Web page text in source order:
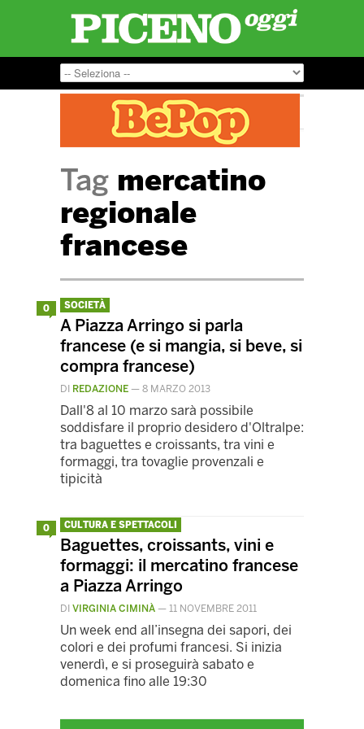
Tag mercatino
regionale
francese
0 SOCIETÀ
A Piazza Arringo si parla
francese (e si mangia, si beve, si
compra francese)
DI REDAZIONE — 8 MARZO 2013
Dall'8 al 10 marzo sarà possibile
soddisfare il proprio desidero d'Oltralpe:
tra baguettes e croissants, tra vini e
formaggi, tra tovaglie provenzali e
tipicità
0 CULTURA E SPETTACOLI
Baguettes, croissants, vini e
formaggi: il mercatino francese
a Piazza Arringo
DI VIRGINIA CIMINÀ — 11 NOVEMBRE 2011
Un week end all’insegna dei sapori, dei
colori e dei profumi francesi. Si inizia
venerdì, e si proseguirà sabato e
domenica fino alle 19:30